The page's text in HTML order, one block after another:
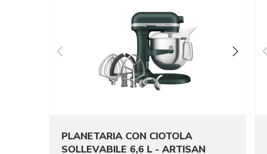
PLANETARIA CON CIOTOLA
SOLLEVABILE 6,6 L - ARTISAN